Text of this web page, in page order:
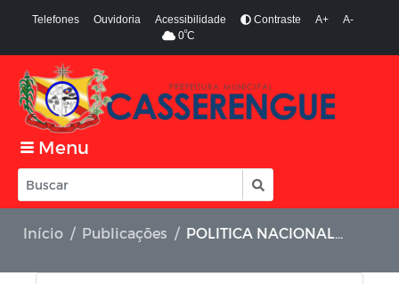
Telefones Ouvidoria Acessibilidade Contraste A+
A-
0ºC
Menu
Início Publicações POLITICA NACIONAL ALDIR BLANC - PNAB CASSERENGUE/PB